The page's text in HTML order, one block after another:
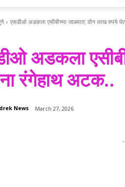
एसडीओ अडकला एसीबीच्या जाळ्यात; दोन लाख रुपये
अडकला
रंगेहाथ अटक..
News March 27, 2026